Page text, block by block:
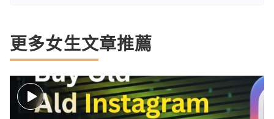
更多女生文章推薦